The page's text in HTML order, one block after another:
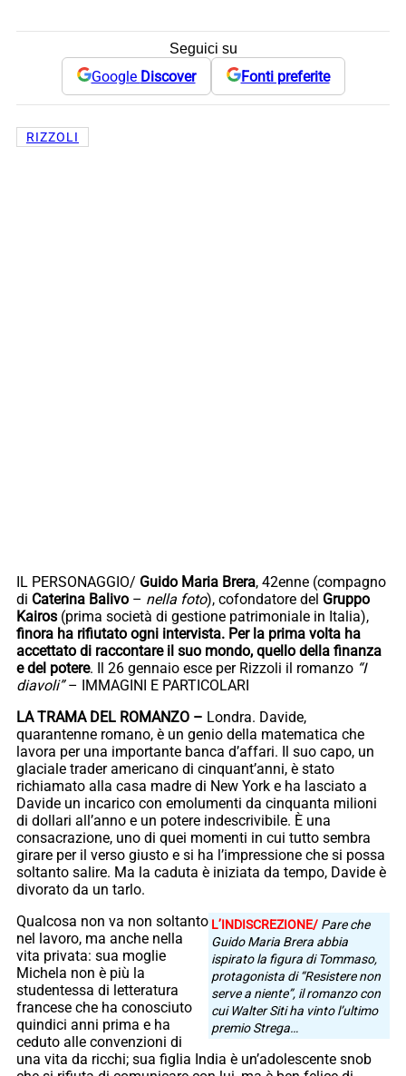
Seguici su
Google Discover Fonti preferite
RIZZOLI
IL PERSONAGGIO/ Guido Maria Brera, 42enne (compagno
di Caterina Balivo – nella foto), cofondatore del Gruppo
Kairos (prima società di gestione patrimoniale in Italia),
finora ha rifiutato ogni intervista. Per la prima volta ha
accettato di raccontare il suo mondo, quello della finanza
e del potere. Il 26 gennaio esce per Rizzoli il romanzo “I
diavoli”– IMMAGINI E PARTICOLARI
LA TRAMA DEL ROMANZO – Londra. Davide,
quarantenne romano, è un genio della matematica che
lavora per una importante banca d’affari. Il suo capo, un
glaciale trader americano di cinquant’anni, è stato
richiamato alla casa madre di New York e ha lasciato a
Davide un incarico con emolumenti da cinquanta milioni
di dollari all’anno e un potere indescrivibile. È una
consacrazione, uno di quei momenti in cui tutto sembra
girare per il verso giusto e si ha l’impressione che si possa
soltanto salire. Ma la caduta è iniziata da tempo, Davide è
divorato da un tarlo.
L’INDISCREZIONE/ Pare che
Guido Maria Brera abbia
ispirato la figura di Tommaso,
protagonista di “Resistere non
serve a niente”, il romanzo con
cui Walter Siti ha vinto l’ultimo
premio Strega…
Qualcosa non va non soltanto
nel lavoro, ma anche nella
vita privata: sua moglie
Michela non è più la
studentessa di letteratura
francese che ha conosciuto
quindici anni prima e ha
ceduto alle convenzioni di
una vita da ricchi; sua figlia India è un’adolescente snob